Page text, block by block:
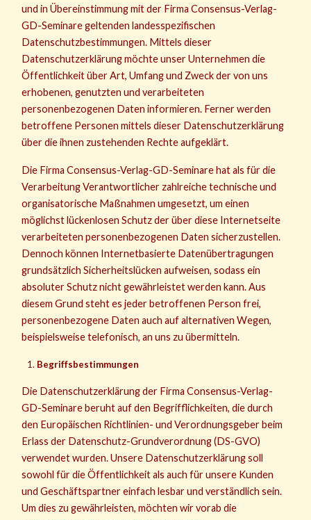
und in Übereinstimmung mit der Firma Consensus-Verlag-
GD-Seminare geltenden landesspezifischen
Datenschutzbestimmungen. Mittels dieser
Datenschutzerklärung möchte unser Unternehmen die
Öffentlichkeit über Art, Umfang und Zweck der von uns
erhobenen, genutzten und verarbeiteten
personenbezogenen Daten informieren. Ferner werden
betroffene Personen mittels dieser Datenschutzerklärung
über die ihnen zustehenden Rechte aufgeklärt.
Die Firma Consensus-Verlag-GD-Seminare hat als für die
Verarbeitung Verantwortlicher zahlreiche technische und
organisatorische Maßnahmen umgesetzt, um einen
möglichst lückenlosen Schutz der über diese Internetseite
verarbeiteten personenbezogenen Daten sicherzustellen.
Dennoch können Internetbasierte Datenübertragungen
grundsätzlich Sicherheitslücken aufweisen, sodass ein
absoluter Schutz nicht gewährleistet werden kann. Aus
diesem Grund steht es jeder betroffenen Person frei,
personenbezogene Daten auch auf alternativen Wegen,
beispielsweise telefonisch, an uns zu übermitteln.
Begriffsbestimmungen
Die Datenschutzerklärung der Firma Consensus-Verlag-
GD-Seminare beruht auf den Begrifflichkeiten, die durch
den Europäischen Richtlinien- und Verordnungsgeber beim
Erlass der Datenschutz-Grundverordnung (DS-GVO)
verwendet wurden. Unsere Datenschutzerklärung soll
sowohl für die Öffentlichkeit als auch für unsere Kunden
und Geschäftspartner einfach lesbar und verständlich sein.
Um dies zu gewährleisten, möchten wir vorab die